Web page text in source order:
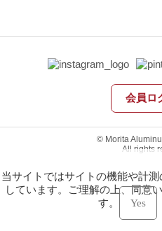
会員ロ
© Morita
All rights
当サイトではサイトの機能や計
しています。ご理解の上、同意
す。
Yes